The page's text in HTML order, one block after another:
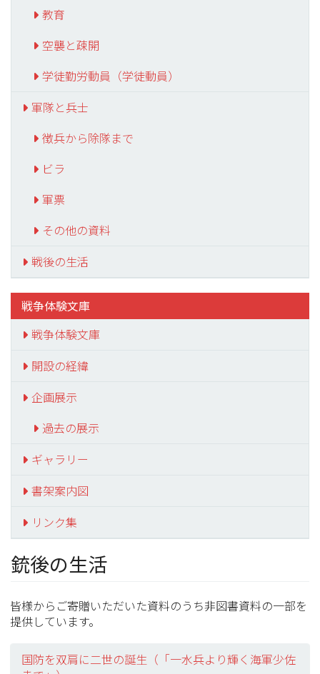
教育
空襲と疎開
学徒勤労動員（学徒動員）
軍隊と兵士
徴兵から除隊まで
ビラ
軍票
その他の資料
戦後の生活
戦争体験文庫
戦争体験文庫
開設の経緯
企画展示
過去の展示
ギャラリー
書架案内図
リンク集
銃後の生活
皆様からご寄贈いただいた資料のうち非図書資料の一部を
提供しています。
国防を双肩に二世の誕生（「一水兵より輝く海軍少佐